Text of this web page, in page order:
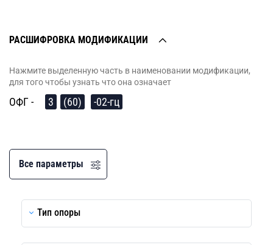
РАСШИФРОВКА МОДИФИКАЦИИ
Нажмите выделенную часть в наименовании модификации,
для того чтобы узнать что она означает
ОФГ - 3 (60) -02-гц
Все параметры
Тип опоры